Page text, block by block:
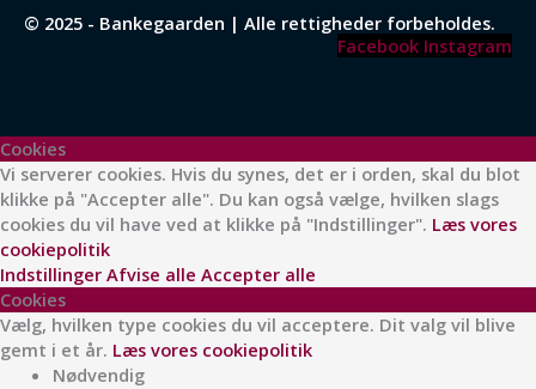
© 2025 - Bankegaarden | Alle rettigheder forbeholdes.
Facebook Instagram
Cookies
Vi serverer cookies. Hvis du synes, det er i orden, skal du blot
klikke på "Accepter alle". Du kan også vælge, hvilken slags
cookies du vil have ved at klikke på "Indstillinger". Læs vores
cookiepolitik
Indstillinger Afvise alle Accepter alle
Cookies
Vælg, hvilken type cookies du vil acceptere. Dit valg vil blive
gemt i et år. Læs vores cookiepolitik
Nødvendig